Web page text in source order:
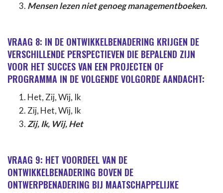
Mensen lezen niet genoeg managementboeken.
VRAAG 8: IN DE ONTWIKKELBENADERING KRIJGEN DE
VERSCHILLENDE PERSPECTIEVEN DIE BEPALEND ZIJN
VOOR HET SUCCES VAN EEN PROJECTEN OF
PROGRAMMA IN DE VOLGENDE VOLGORDE AANDACHT:
Het, Zij, Wij, Ik
Zij, Het, Wij, Ik
Zij, Ik, Wij, Het
VRAAG 9: HET VOORDEEL VAN DE
ONTWIKKELBENADERING BOVEN DE
ONTWERPBENADERING BIJ MAATSCHAPPELIJKE